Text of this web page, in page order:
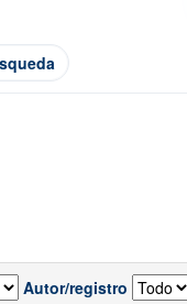
Autor/registro